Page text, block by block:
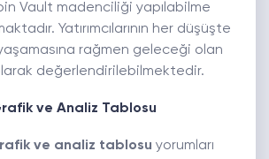
Vault madenciliği yapılabilme
Yatırımcılarının her düşüşte
yaşamasına rağmen geleceği olan
değerlendirilebilmektedir.
ve Analiz Tablosu
ve analiz tablosu yorumları